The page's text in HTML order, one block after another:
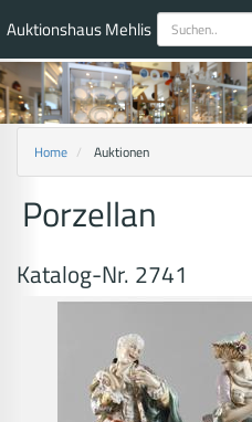
Auktionshaus Mehlis
Home Auktionen
Porzellan
Katalog-Nr. 2741